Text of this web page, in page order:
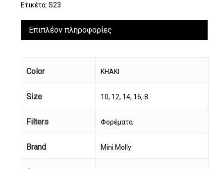
Ετικέτα: S23
Επιπλέον πληροφορίες
Color KHAKI
Size 10, 12, 14, 16, 8
Filters Φορέματα
Brand Mini Molly